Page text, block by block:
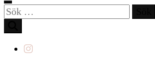
Sök
efter: